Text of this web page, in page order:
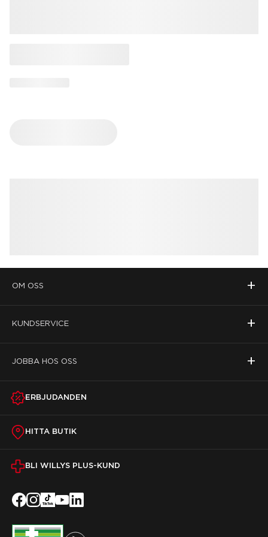
OM OSS +
KUNDSERVICE +
JOBBA HOS OSS +
ERBJUDANDEN
HITTA BUTIK
BLI WILLYS PLUS-KUND